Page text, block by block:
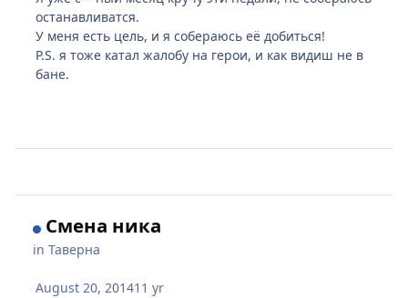
останавливатся.
У меня есть цель, и я собераюсь её добиться!
P.S. я тоже катал жалобу на герои, и как видиш не в
бане.
Смена ника
inТаверна
August 20, 201411 yr